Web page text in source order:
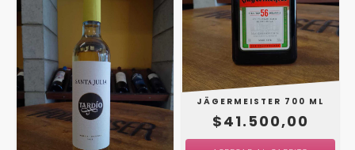
JÄGERMEISTER 700 ML
$41.500,00